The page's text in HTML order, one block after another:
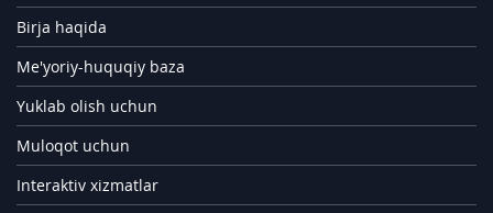
Birja haqida
Me'yoriy-huquqiy baza
Yuklab olish uchun
Muloqot uchun
Interaktiv xizmatlar